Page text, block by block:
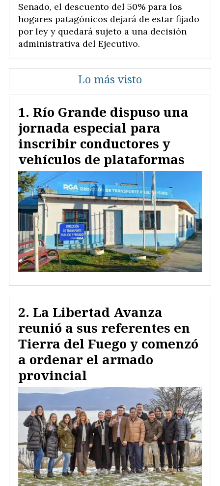
Senado, el descuento del 50% para los
hogares patagónicos dejará de estar fijado
por ley y quedará sujeto a una decisión
administrativa del Ejecutivo.
Lo más visto
Río Grande dispuso una
jornada especial para
inscribir conductores y
vehículos de plataformas
La Libertad Avanza
reunió a sus referentes en
Tierra del Fuego y comenzó
a ordenar el armado
provincial